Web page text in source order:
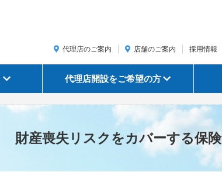
代理店のご案内 店舗のご案内 採用情報
代理店開設をご希望の方
財産喪失リスクをカバーする保険